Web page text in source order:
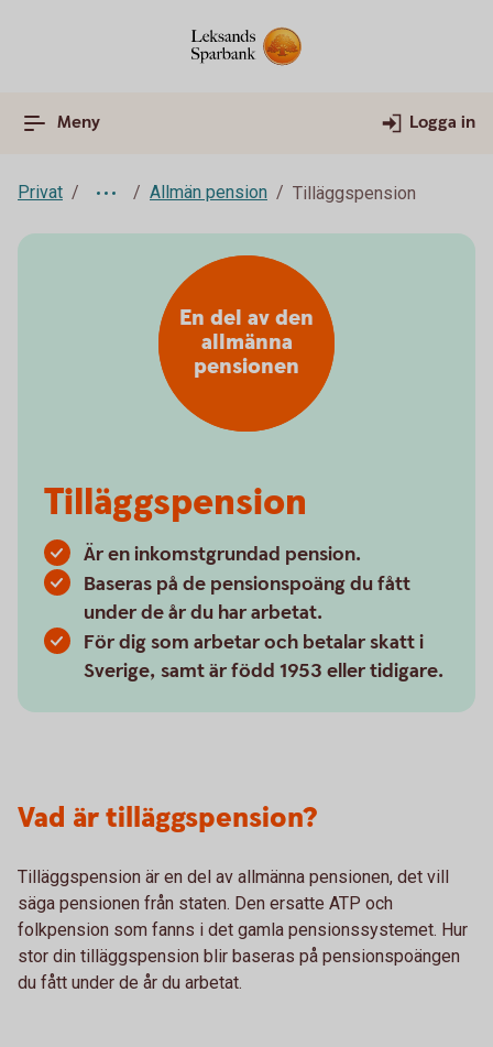
Meny Logga in
Privat Allmän pension Tilläggspension
Tilläggspension
Är en inkomstgrundad pension.
Baseras på de pensionspoäng du fått
under de år du har arbetat.
För dig som arbetar och betalar skatt i
Sverige, samt är född 1953 eller tidigare.
En del av den
allmänna
pensionen
Vad är tilläggspension?
Tilläggspension är en del av allmänna pensionen, det vill
säga pensionen från staten. Den ersatte ATP och
folkpension som fanns i det gamla pensionssystemet. Hur
stor din tilläggspension blir baseras på pensionspoängen
du fått under de år du arbetat.